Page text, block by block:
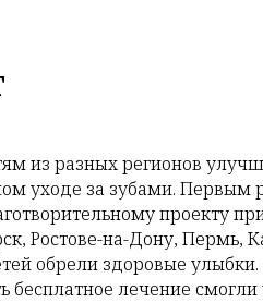
из разных регионов
уходе за зубами. Первым
проекту
Ростове-на-Дону, Пермь,
обрели здоровые улыбки.
бесплатное лечение